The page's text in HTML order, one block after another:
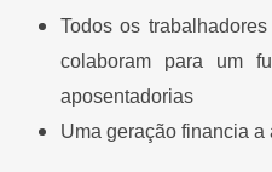
Todos os
colaboram para um
aposentadorias
Uma geração financia